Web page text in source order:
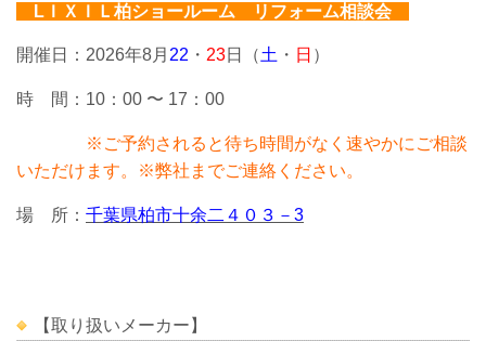
LＩＸＩＬ柏ショールーム リフォーム相談会
開催日：2026年8月 22 ・ 23日（土 ・ 日 ）
時 間：10：00 〜 17：00
※ご予約されると待ち時間がなく速やかにご相談
いただけます。※弊社までご連絡ください。
場 所： 千葉県柏市十余二４０３－3
【取り扱いメーカー】